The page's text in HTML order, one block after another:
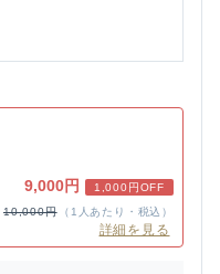
9,000円
1,000円OFF
10,000円
（1人あたり・税込）
詳細を見る